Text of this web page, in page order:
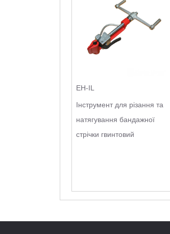
EH-IL
Інструмент для різання та
натягування бандажної
стрічки гвинтовий